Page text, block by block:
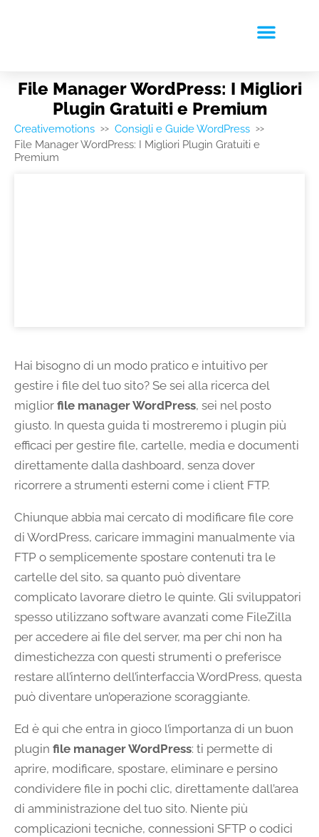
File Manager WordPress: I Migliori
Plugin Gratuiti e Premium
Creativemotions >> Consigli e Guide WordPress >>
File Manager WordPress: I Migliori Plugin Gratuiti e
Premium
Hai bisogno di un modo pratico e intuitivo per
gestire i file del tuo sito? Se sei alla ricerca del
miglior file manager WordPress, sei nel posto
giusto. In questa guida ti mostreremo i plugin più
efficaci per gestire file, cartelle, media e documenti
direttamente dalla dashboard, senza dover
ricorrere a strumenti esterni come i client FTP.
Chiunque abbia mai cercato di modificare file core
di WordPress, caricare immagini manualmente via
FTP o semplicemente spostare contenuti tra le
cartelle del sito, sa quanto può diventare
complicato lavorare dietro le quinte. Gli sviluppatori
spesso utilizzano software avanzati come FileZilla
per accedere ai file del server, ma per chi non ha
dimestichezza con questi strumenti o preferisce
restare all’interno dell’interfaccia WordPress, questa
può diventare un’operazione scoraggiante.
Ed è qui che entra in gioco l’importanza di un buon
plugin file manager WordPress: ti permette di
aprire, modificare, spostare, eliminare e persino
condividere file in pochi clic, direttamente dall’area
di amministrazione del tuo sito. Niente più
complicazioni tecniche, connessioni SFTP o codici